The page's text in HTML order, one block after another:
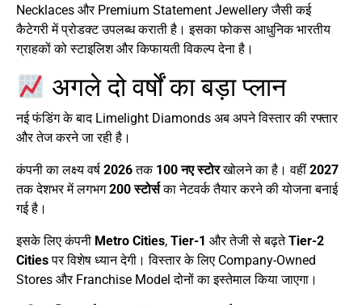
Necklaces और Premium Statement Jewellery जैसी कई
कैटेगरी में प्रोडक्ट उपलब्ध कराती है। इसका फोकस आधुनिक भारतीय
ग्राहकों को स्टाइलिश और किफायती विकल्प देना है।
अगले दो वर्षों का बड़ा प्लान
नई फंडिंग के बाद Limelight Diamonds अब अपने विस्तार की रफ्तार
और तेज करने जा रही है।
कंपनी का लक्ष्य वर्ष 2026तक 100 नए स्टोरखोलने का है। वहीं 2027
तक देशभर में लगभग200 स्टोर्सका नेटवर्क तैयार करने की योजना बनाई
गई है।
इसके लिए कंपनी Metro Cities, Tier-1 और तेजी से बढ़तेTier-2
Citiesपर विशेष ध्यान देगी। विस्तार के लिए Company-Owned
Stores और Franchise Model दोनों का इस्तेमाल किया जाएगा।